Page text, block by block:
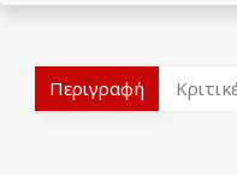
Περιγραφή